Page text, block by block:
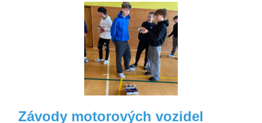
Závody motorových vozidel